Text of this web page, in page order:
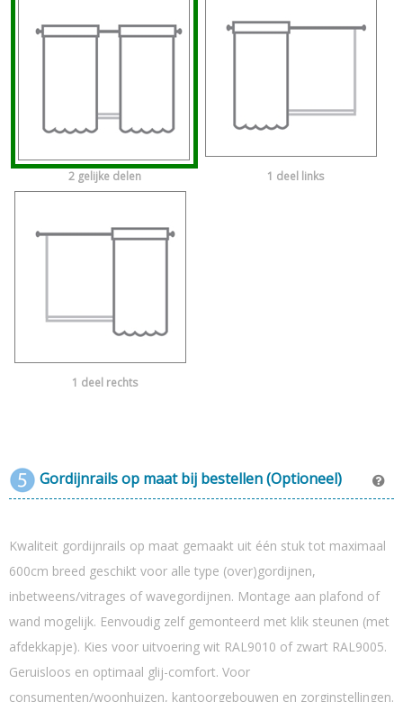
2 gelijke delen 1 deel links
1 deel rechts
Gordijnrails op maat bij bestellen (Optioneel)
Kwaliteit gordijnrails op maat gemaakt uit één stuk tot maximaal
600cm breed geschikt voor alle type (over)gordijnen,
inbetweens/vitrages of wavegordijnen. Montage aan plafond of
wand mogelijk. Eenvoudig zelf gemonteerd met klik steunen (met
afdekkapje). Kies voor uitvoering wit RAL9010 of zwart RAL9005.
Geruisloos en optimaal glij-comfort. Voor
consumenten/woonhuizen, kantoorgebouwen en zorginstellingen.